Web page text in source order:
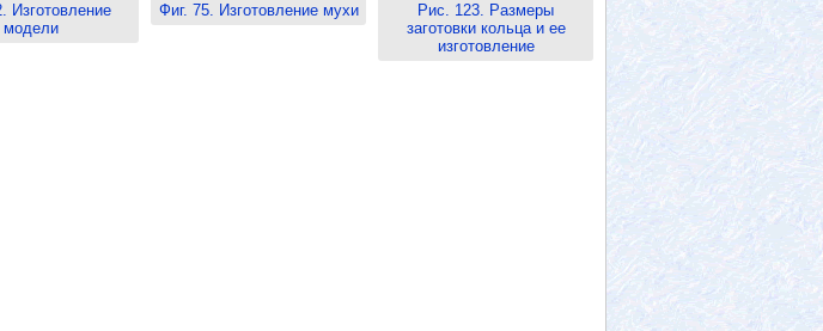
Изготовление
модели
Фиг. 75. Изготовление мухи
Рис. 123. Размеры
заготовки кольца и ее
изготовление